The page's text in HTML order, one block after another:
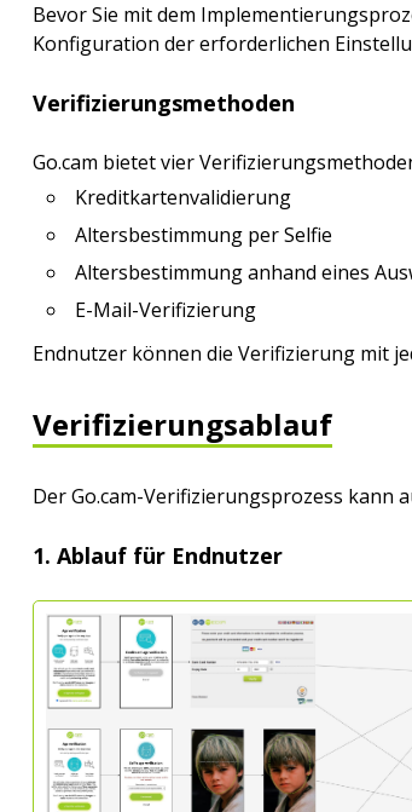
Bevor Sie mit dem
Konfiguration der erforderlichen
Verifizierungsmethoden
Go.cam bietet vier
Kreditkartenvalidierung
Altersbestimmung per Selfie
Altersbestimmung anhand eines
E-Mail-Verifizierung
Endnutzer können die Verifizierung mit
Verifizierungsablauf
Der Go.cam-Verifizierungsprozess kann
1. Ablauf für Endnutzer